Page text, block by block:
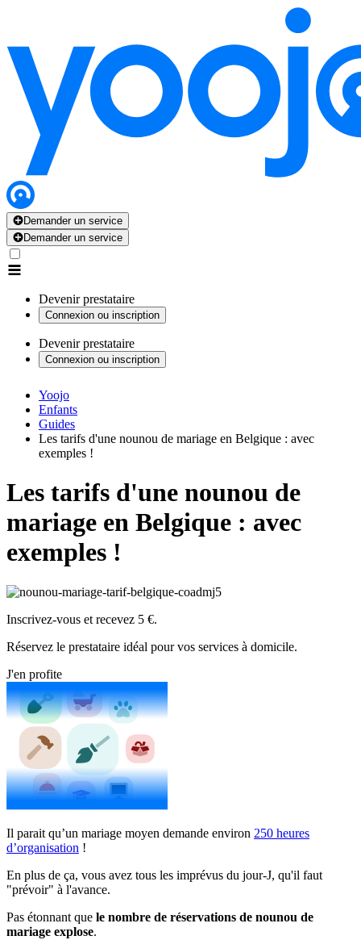
Demander un service
Demander un service
Devenir prestataire
Connexion ou inscription
Devenir prestataire
Connexion ou inscription
Yoojo
Enfants
Guides
Les tarifs d'une nounou de mariage en Belgique : avec
exemples !
Les tarifs d'une nounou de
mariage en Belgique : avec
exemples !
Inscrivez-vous et recevez 5 €.
Réservez le prestataire idéal pour vos services à domicile.
J'en profite
Il parait qu’un mariage moyen demande environ 250 heures
d’organisation !
En plus de ça, vous avez tous les imprévus du jour-J, qu'il faut
"prévoir" à l'avance.
Pas étonnant que le nombre de réservations de nounou de
mariage explose.